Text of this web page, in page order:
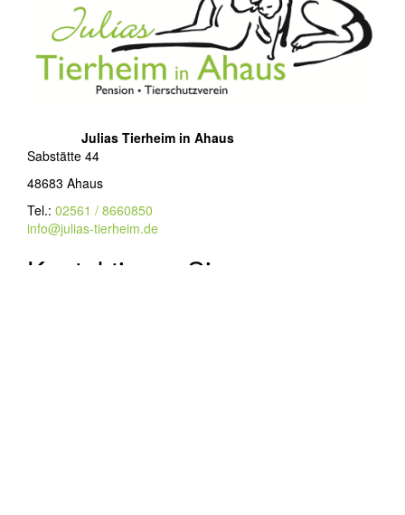
Julias Tierheim in Ahaus
Sabstätte 44
48683 Ahaus
Tel.: 02561 / 8660850
info@julias-tierheim.de
Kontaktieren Sie uns